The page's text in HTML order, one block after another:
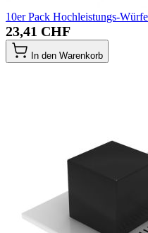
10er Pack Hochleistungs-
23,41 CHF
In den Warenkorb